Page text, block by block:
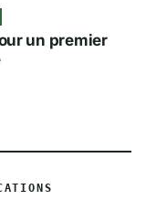
un premier